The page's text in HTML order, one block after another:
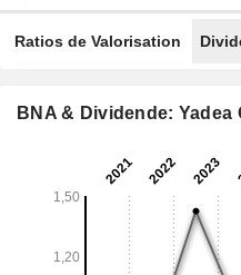
Ratios de Valorisation
BNA & Dividende: